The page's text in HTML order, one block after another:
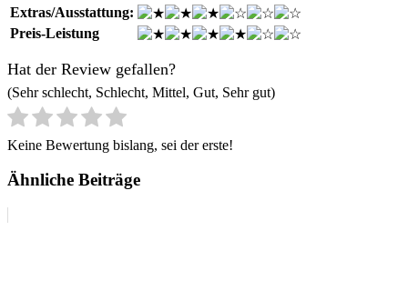
Extras/Ausstattung:
Preis-Leistung
Hat der Review gefallen?
(Sehr schlecht, Schlecht, Mittel, Gut, Sehr gut)
Keine Bewertung bislang, sei der erste!
Ähnliche Beiträge